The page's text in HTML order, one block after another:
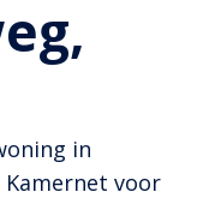
in
Kamernet voor